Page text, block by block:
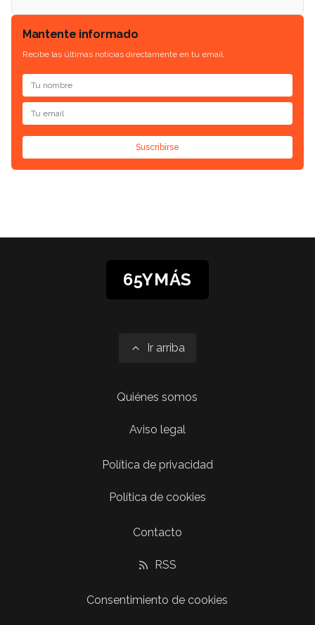
Mantente informado
Recibe las últimas noticias directamente en tu email.
Suscribirse
65YMÁS
Ir arriba
Quiénes somos
Aviso legal
Política de privacidad
Política de cookies
Contacto
RSS
Consentimiento de cookies